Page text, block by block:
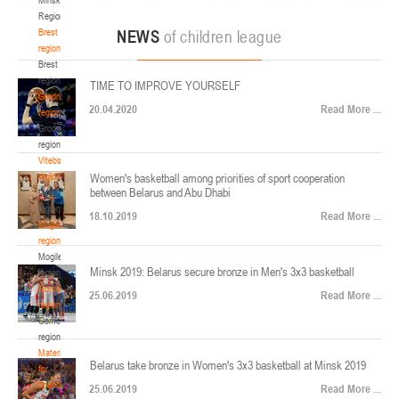
Region
Brest
region
Brest
region
Grodno
region
Grodno
region
Vitebsk
region
Vitebsk
region
Mogilev
region
Mogilev
region
Gomel
region
Gomel
region
Materials
for
coaches
ул. Ленинградская, 4
Минск
Финал четырех – юноши 2014-2015 гг.р., Дивизион 2, 22-24 апреля 2026 г., г.
Минск, ул. Стадионная, 3
U-12, девушки
V тур – девушки 2014-2015 гг.р., Дивизион 1, 17-19 апреля 2026 г., г. Гомель,
ул. Б.Хмельницкого, 118а
Минск
Финал 4-х – девушки 2010-2011 гг.р., Дивизион 2, 14-16 апреля 2026 г., г.
Минск, ул. Стадионная, 3
NEWS of children league
TIME TO IMPROVE YOURSELF
20.04.2020 Read More ...
Women's basketball among priorities of sport cooperation
between Belarus and Abu Dhabi
18.10.2019 Read More ...
Minsk 2019: Belarus secure bronze in Men's 3x3 basketball
25.06.2019 Read More ...
Belarus take bronze in Women's 3x3 basketball at Minsk 2019
25.06.2019 Read More ...